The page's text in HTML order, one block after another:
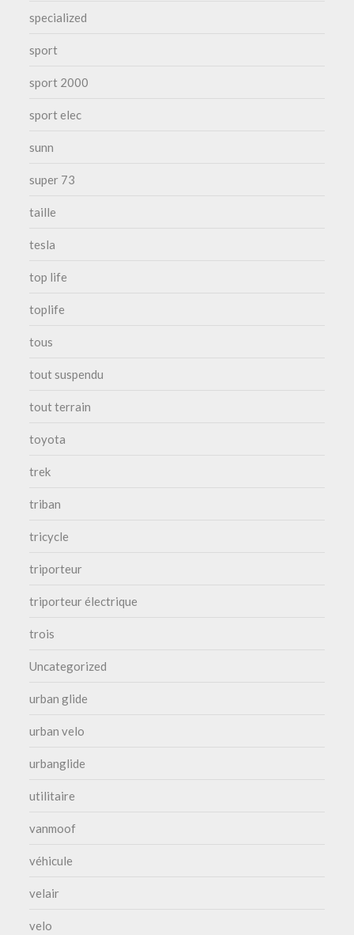
specialized
sport
sport 2000
sport elec
sunn
super 73
taille
tesla
top life
toplife
tous
tout suspendu
tout terrain
toyota
trek
triban
tricycle
triporteur
triporteur électrique
trois
Uncategorized
urban glide
urban velo
urbanglide
utilitaire
vanmoof
véhicule
velair
velo